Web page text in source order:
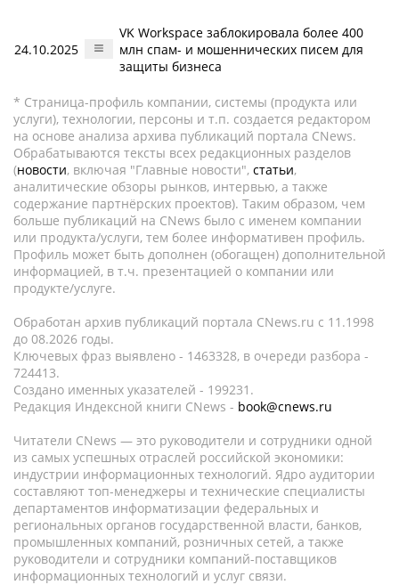
24.10.2025
VK Workspace заблокировала более 400
млн спам- и мошеннических писем для
защиты бизнеса
* Страница-профиль компании, системы (продукта или
услуги), технологии, персоны и т.п. создается редактором
на основе анализа архива публикаций портала CNews.
Обрабатываются тексты всех редакционных разделов
(новости, включая "Главные новости", статьи,
аналитические обзоры рынков, интервью, а также
содержание партнёрских проектов). Таким образом, чем
больше публикаций на CNews было с именем компании
или продукта/услуги, тем более информативен профиль.
Профиль может быть дополнен (обогащен) дополнительной
информацией, в т.ч. презентацией о компании или
продукте/услуге.
Обработан архив публикаций портала CNews.ru c 11.1998
до 08.2026 годы.
Ключевых фраз выявлено - 1463328, в очереди разбора -
724413.
Создано именных указателей - 199231.
Редакция Индексной книги CNews - book@cnews.ru
Читатели CNews — это руководители и сотрудники одной
из самых успешных отраслей российской экономики:
индустрии информационных технологий. Ядро аудитории
составляют топ-менеджеры и технические специалисты
департаментов информатизации федеральных и
региональных органов государственной власти, банков,
промышленных компаний, розничных сетей, а также
руководители и сотрудники компаний-поставщиков
информационных технологий и услуг связи.